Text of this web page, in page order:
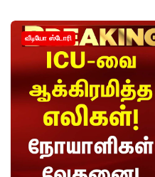
வீடியோ ஸ்டோரி